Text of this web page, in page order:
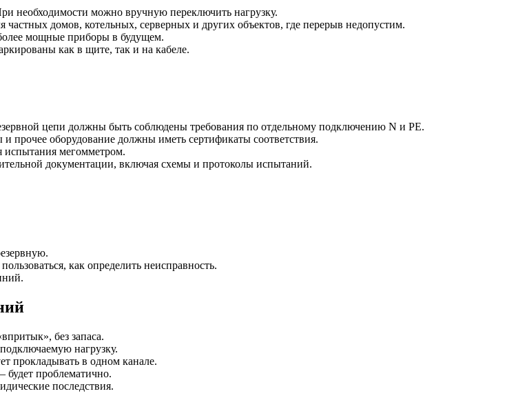
необходимости можно вручную переключить нагрузку.
частных домов, котельных, серверных и других объектов, где перерыв недопустим.
мощные приборы в будущем.
как в щите, так и на кабеле.
цепи должны быть соблюдены требования по отдельному подключению N и PE.
прочее оборудование должны иметь сертификаты соответствия.
испытания мегомметром.
документации, включая схемы и протоколы испытаний.
как определить неисправность.
без запаса.
нагрузку.
прокладывать в одном канале.
будет проблематично.
последствия.